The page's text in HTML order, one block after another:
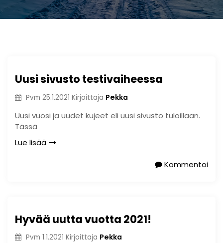
Uusi sivusto testivaiheessa
Pvm 25.1.2021 Kirjoittaja Pekka
Uusi vuosi ja uudet kujeet eli uusi sivusto tuloillaan.
Tässä
Lue lisää
Kommentoi
Hyvää uutta vuotta 2021!
Pvm 1.1.2021 Kirjoittaja Pekka